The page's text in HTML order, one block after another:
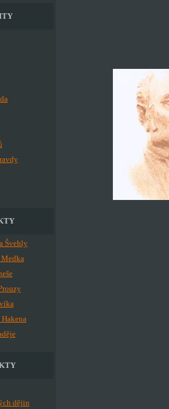
Švehly
Hakena
dějin